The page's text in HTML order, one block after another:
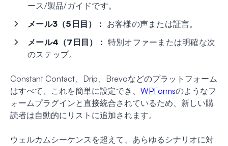
ース/製品/ガイドです。
メール3（5日目）： お客様の声または証言。
メール4（7日目）： 特別オファーまたは明確な次
のステップ。
Constant Contact、Drip、Brevoなどのプラットフォーム
はすべて、これを簡単に設定でき、 WPFormsのようなフ
ォームプラグインと直接統合されているため、新しい購
読者は自動的にリストに追加されます。
ウェルカムシーケンスを超えて、あらゆるシナリオに対